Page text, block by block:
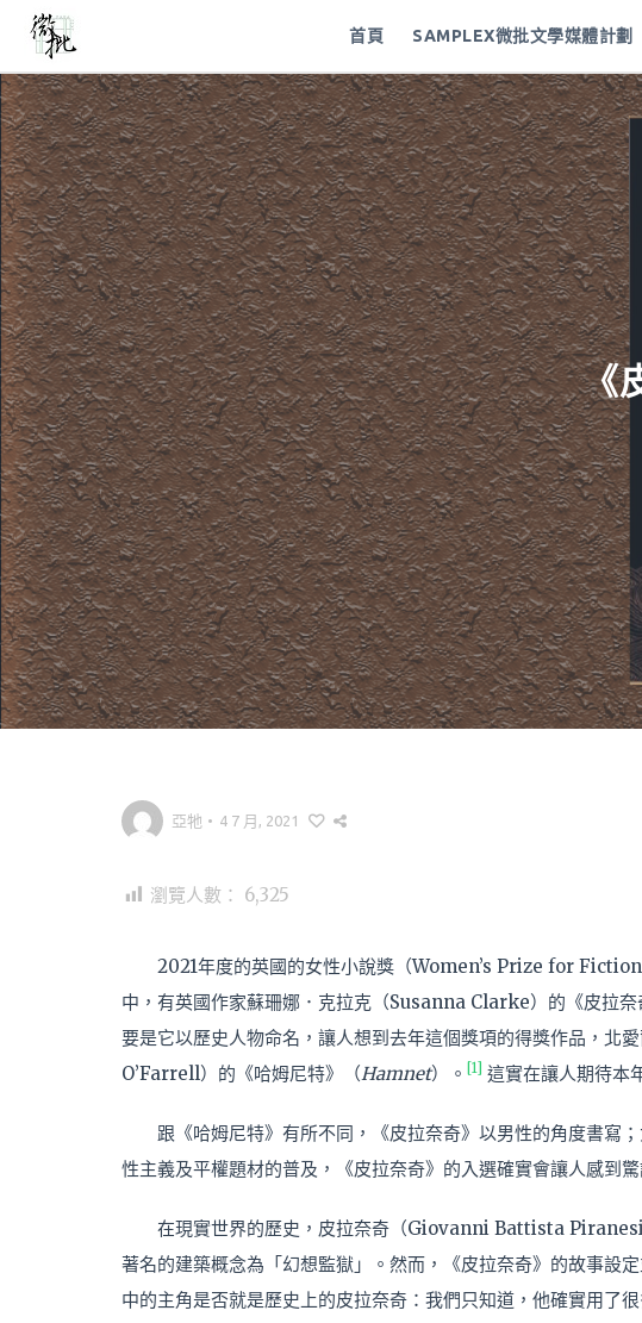
首頁 SAMPLEX微批文學媒體計劃
《
亞牠 • 4 7 月, 2021
瀏覽人數： 6,325
2021年度的英國的女性小說獎（Women’s Prize for
中，有英國作家蘇珊娜．克拉克（Susanna Clarke）的《皮拉奈
要是它以歷史人物命名，讓人想到去年這個獎項的得獎作品，北
O’Farrell）的《哈姆尼特》（Hamnet）。 [1] 這實在讓人期待本
跟《哈姆尼特》有所不同，《皮拉奈奇》以男性的角度書寫
性主義及平權題材的普及，《皮拉奈奇》的入選確實會讓人感到
在現實世界的歷史，皮拉奈奇（Giovanni Battista
著名的建築概念為「幻想監獄」。然而，《皮拉奈奇》的故事設
中的主角是否就是歷史上的皮拉奈奇：我們只知道，他確實用了